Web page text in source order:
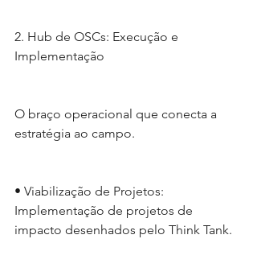
2. Hub de OSCs: Execução e
Implementação
O braço operacional que conecta a
estratégia ao campo.
• Viabilização de Projetos:
Implementação de projetos de
impacto desenhados pelo Think Tank.